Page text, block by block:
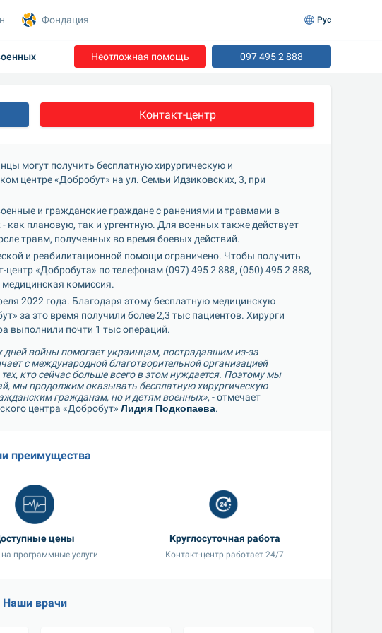
Неотложная помощь 097 495 2 888
Контакт-центр
могут получить бесплатную хирургическую и
центре «Добробут» на ул. Семьи Идзиковских, 3, при
и гражданские граждане с ранениями и травмами в
как плановую, так и ургентную. Для военных также действует
травм, полученных во время боевых действий.
и реабилитационной помощи ограничено. Чтобы получить
«Добробута» по телефонам (097) 495 2 888, (050) 495 2 888,
комиссия.
2022 года. Благодаря этому бесплатную медицинскую
за это время получили более 2,3 тыс пациентов. Хирурги
выполнили почти 1 тыс операций.
войны помогает украинцам, пострадавшим из-за
с международной благотворительной организацией
кто сейчас больше всего в этом нуждается. Поэтому мы
мы продолжим оказывать бесплатную хирургическую
гражданам, но и детям военных», - отмечает
центра «Добробут» Лидия Подкопаева.
преимущества
цены
программные услуги
Круглосуточная работа
Контакт-центр работает 24/7
Наши врачи
Фондация Рус